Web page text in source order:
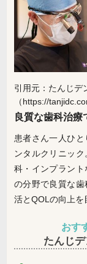
引用元：たんじデ
（https://
良質な歯科治
患者さん一人ひ
ンタルクリニッ
科・インプラン
の分野で良質な
活とQOLの向上を
おす
たんじ